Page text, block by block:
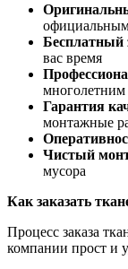
Бесплатный
вас время
многолетним
Гарантия
монтажные
Чистый
мусора
Как заказать
Процесс заказа
компании прост и